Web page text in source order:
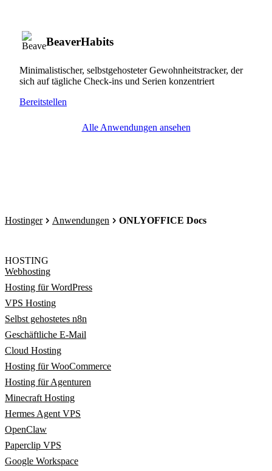
BeaverHabits
Minimalistischer, selbstgehosteter Gewohnheitstracker, der
sich auf tägliche Check-ins und Serien konzentriert
Bereitstellen
Alle Anwendungen ansehen
Hostinger Anwendungen ONLYOFFICE Docs
HOSTING
Webhosting
Hosting für WordPress
VPS Hosting
Selbst gehostetes n8n
Geschäftliche E-Mail
Cloud Hosting
Hosting für WooCommerce
Hosting für Agenturen
Minecraft Hosting
Hermes Agent VPS
OpenClaw
Paperclip VPS
Google Workspace